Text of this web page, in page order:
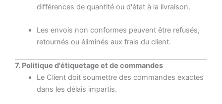
différences de quantité ou d'état à la livraison.
Les envois non conformes peuvent être refusés,
retournés ou éliminés aux frais du client.
7. Politique d'étiquetage et de commandes
Le Client doit soumettre des commandes exactes
dans les délais impartis.